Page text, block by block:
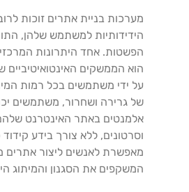
מערכות בניית אתרים זוכות
הידידותיות למשתמש שלהן,
הפשטות. אחד היתרונות
הוא הממשקים האינטואיטיביים
על ידי משתמשים בכל רמות
של גרירה ושחרור, משתמשים
אלמנטים באתר האינטרנט
וסרטונים, ללא צורך בידע
מאפשרת לאנשים ליצור אתרים
המשקפים את הסגנון והמיתוג